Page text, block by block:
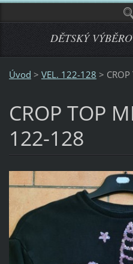
DĚTSKÝ
Úvod > VEL. 122-128 >
CROP TOP
122-128